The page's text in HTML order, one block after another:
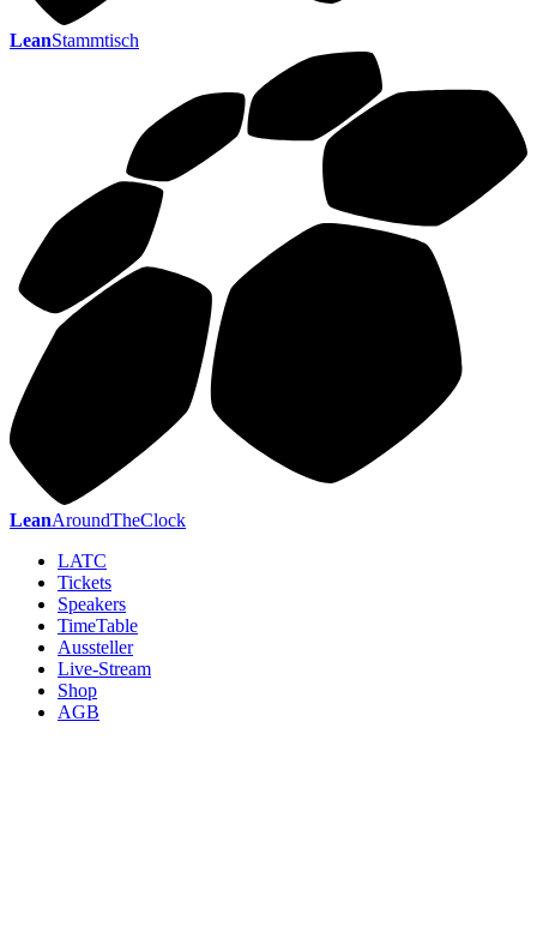
LeanStammtisch
LeanAroundTheClock
LATC
Tickets
Speakers
TimeTable
Aussteller
Live-Stream
Shop
AGB